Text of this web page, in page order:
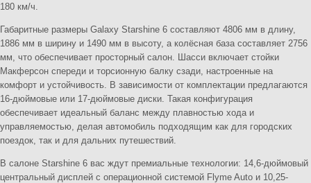
180 км/ч.
Габаритные размеры Galaxy Starshine 6 составляют 4806 мм в длину,
1886 мм в ширину и 1490 мм в высоту, а колёсная база составляет 2756
мм, что обеспечивает просторный салон. Шасси включает стойки
Макферсон спереди и торсионную балку сзади, настроенные на
комфорт и устойчивость. В зависимости от комплектации предлагаются
16-дюймовые или 17-дюймовые диски. Такая конфигурация
обеспечивает идеальный баланс между плавностью хода и
управляемостью, делая автомобиль подходящим как для городских
поездок, так и для дальних путешествий.
В салоне Starshine 6 вас ждут премиальные технологии: 14,6-дюймовый
центральный дисплей с операционной системой Flyme Auto и 10,25-